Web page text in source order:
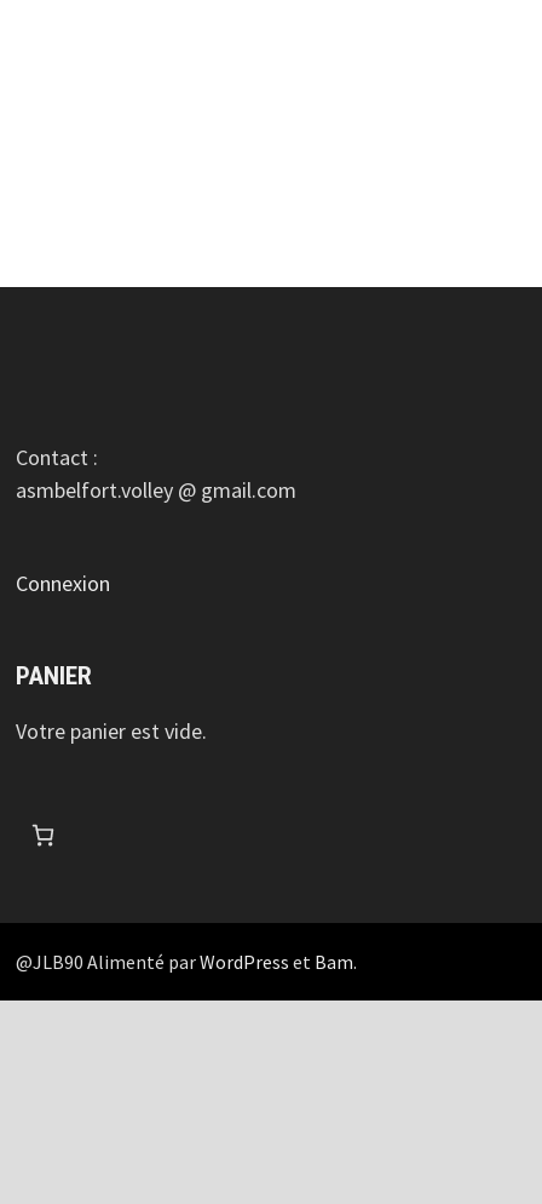
Contact :
asmbelfort.volley @ gmail.com
Connexion
PANIER
Votre panier est vide.
@JLB90 Alimenté parWordPress et Bam.